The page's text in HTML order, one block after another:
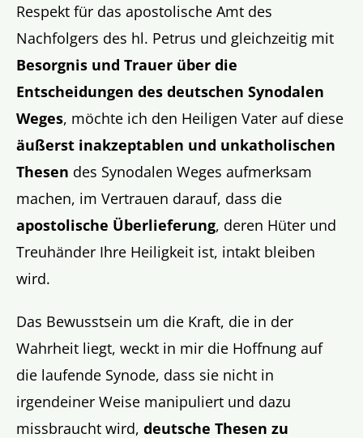
Respekt für das apostolische Amt des
Nachfolgers des hl. Petrus und gleichzeitig mit
Besorgnis und Trauer über die
Entscheidungen des deutschen Synodalen
Weges, möchte ich den Heiligen Vater auf diese
äußerst inakzeptablen und unkatholischen
Thesen des Synodalen Weges aufmerksam
machen, im Vertrauen darauf, dass die
apostolische Überlieferung, deren Hüter und
Treuhänder Ihre Heiligkeit ist, intakt bleiben
wird.
Das Bewusstsein um die Kraft, die in der
Wahrheit liegt, weckt in mir die Hoffnung auf
die laufende Synode, dass sie nicht in
irgendeiner Weise manipuliert und dazu
missbraucht wird, deutsche Thesen zu